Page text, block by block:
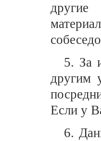
другие
5. За
другим
Если у
6.